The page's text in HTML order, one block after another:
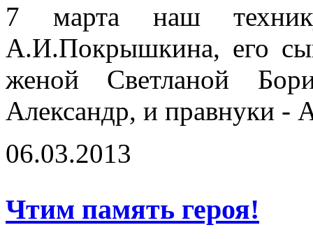
7 марта наш
А.И.Покрышкина, его
женой Светланой
Александр, и правнуки -
06.03.2013
Чтим память героя!